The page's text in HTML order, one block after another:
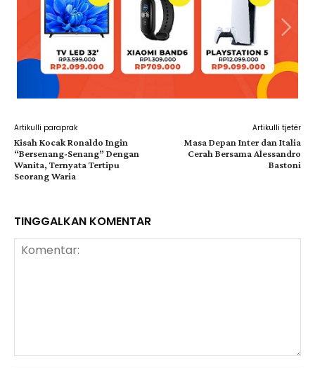
Artikulli paraprak
Kisah Kocak Ronaldo Ingin
“Bersenang-Senang” Dengan
Wanita, Ternyata Tertipu
Seorang Waria
Artikulli tjetër
Masa Depan Inter dan Italia
Cerah Bersama Alessandro
Bastoni
TINGGALKAN KOMENTAR